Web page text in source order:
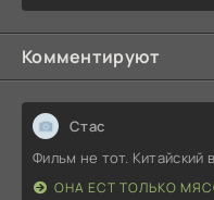
Комментируют
Стас
Фильм не тот. Китайский
ОНА ЕСТ ТОЛЬКО